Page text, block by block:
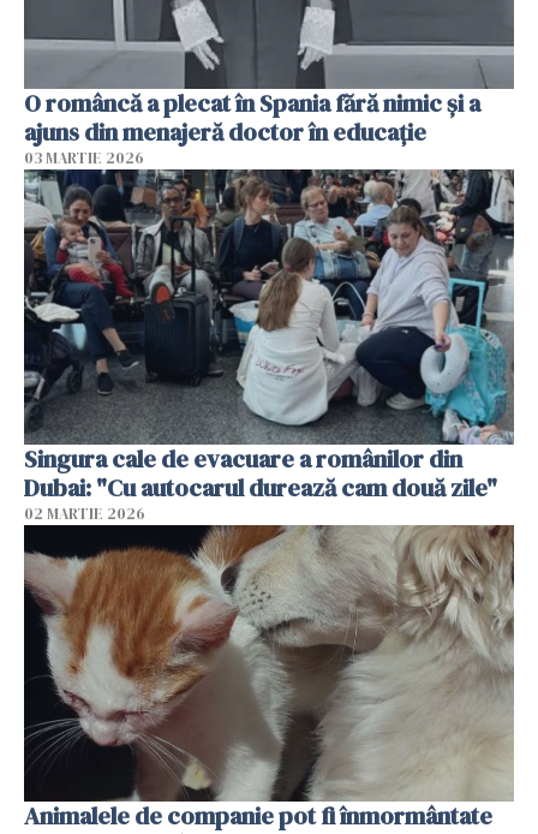
O româncă a plecat în Spania fără nimic și a
ajuns din menajeră doctor în educație
03 MARTIE 2026
Singura cale de evacuare a românilor din
Dubai: "Cu autocarul durează cam două zile"
02 MARTIE 2026
Animalele de companie pot fi înmormântate